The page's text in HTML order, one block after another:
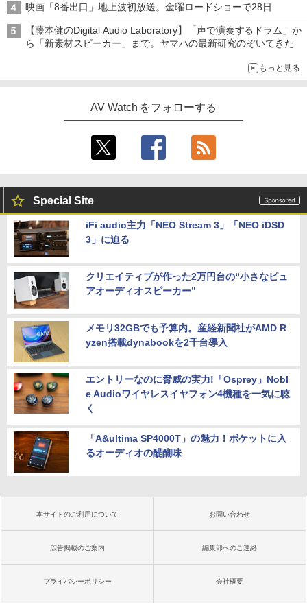
映画「8番出口」地上波初放送。金曜ロードショーで28日
【藤本健のDigital Audio Laboratory】「声で演奏するドラム」か
ら「新素材スピーカー」まで。ヤマハの最新研究のぞいてきた
もっと見る
AV Watch をフォローする
Special Site
iFi audio主力「NEO Stream 3」「NEO iDSD
3」に迫る
クリエイティブが作った2万円台の“小さなピュ
アオーディオスピーカー”
メモリ32GBでも予算内。産経新聞社がAMD R
yzen搭載dynabookを2千台導入
エントリーなのに脅威の実力!「Osprey」Nobl
e Audioワイヤレスイヤフォン4機種を一気に聴
く
「A&ultima SP4000T」の魅力！ポケットに入
るオーディオの醍醐味
本サイトのご利用について お問い合わせ
広告掲載のご案内 編集部へのご連絡
プライバシーポリシー 会社概要